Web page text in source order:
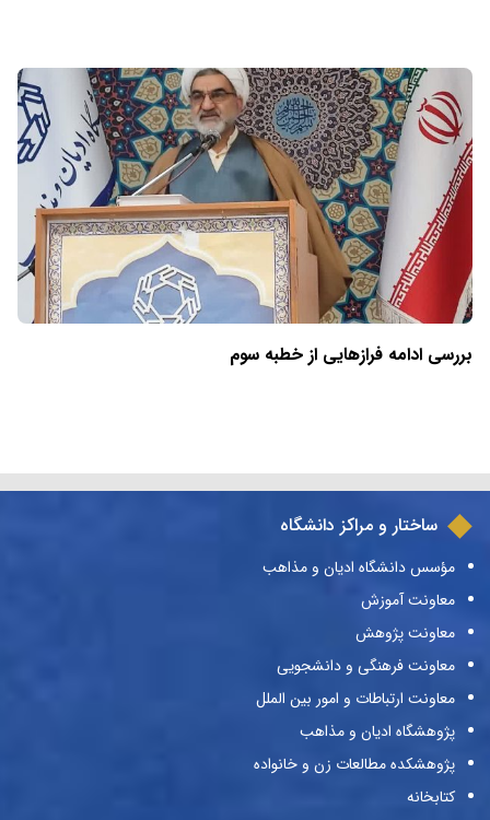
بررسی ادامه فرازهایی از خطبه سوم
ساختار و مراکز دانشگاه
مؤسس دانشگاه ادیان و مذاهب
معاونت آموزش
معاونت پژوهش
معاونت فرهنگی و دانشجویی
معاونت ارتباطات و امور بین الملل
پژوهشگاه ادیان و مذاهب
پژوهشکده مطالعات زن و خانواده
کتابخانه